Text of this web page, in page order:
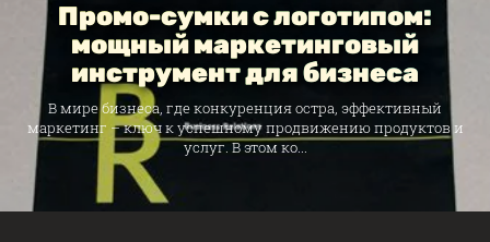
Промо-сумки с логотипом:
мощный маркетинговый
инструмент для бизнеса
В мире бизнеса, где конкуренция остра, эффективный
маркетинг – ключ к успешному продвижению продуктов и
услуг. В этом ко...